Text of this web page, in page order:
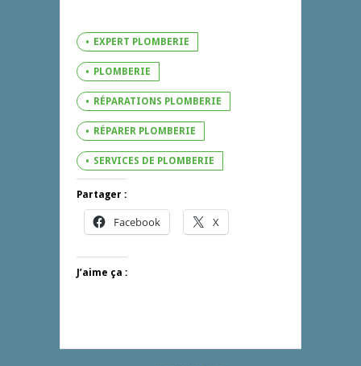
EXPERT PLOMBERIE
PLOMBERIE
RÉPARATIONS PLOMBERIE
RÉPARER PLOMBERIE
SERVICES DE PLOMBERIE
Partager :
Facebook X
J’aime ça :